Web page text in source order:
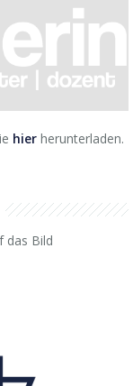
hier herunterladen.
das Bild